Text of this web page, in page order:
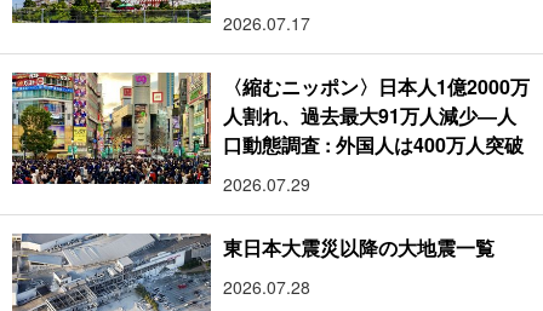
2026.07.17
〈縮むニッポン〉日本人1億2000万
人割れ、過去最大91万人減少―人
口動態調査 : 外国人は400万人突破
2026.07.29
東日本大震災以降の大地震一覧
2026.07.28